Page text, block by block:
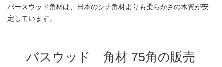
バースウッド角材は、日本のシナ角材よりも柔らかさの木質が安
定しています。
バスウッド 角材 75角の販売